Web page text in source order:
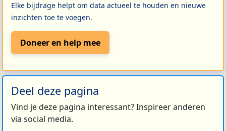
Elke bijdrage helpt om data actueel te houden en nieuwe
inzichten toe te voegen.
Doneer en help mee
Deel deze pagina
Vind je deze pagina interessant? Inspireer anderen
via social media.